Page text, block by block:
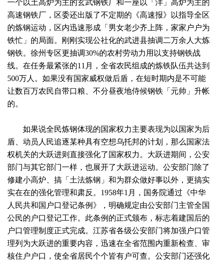
一个以土高炉为主的玄武钢铁厂和一座以「洋」高炉为主的
高速钢铁厂，区委还出版了不定期的《高速报》以指导全区
的炼钢运动，区内迅速形成「男女老少齐上阵，家家户户为
铁忙」的局面。刚刚实现公社化的武进县抽调二万余人大炼
钢铁。徐州专区更抽调30%的农村劳动力用以支持钢铁战
线。在任务最紧张的11月，全省农民组成的炼铁队伍共达到
500万人。如果没有国家威权做后盾，在短时期内是不可能
让数百万农民自带口粮、不分昼夜地侍候钢铁「元帅」升帐
的。
如果说全民炼钢体现的国家权力主要表现为以国家为后
盾、动员人民追逐某种具有空想乌托邦的计划，那么国家法
权机关的大跃进则直接强化了国家权力。大跃进期间，公安
部门与其它部门一样，也展开了大跃进运动。公安部门除了
修建小高炉、搞「土法炼钢」和为群众做好事以外，更搞实
实在在的强化管理和肃反。1958年1月，国务院通过《中华
人民共和国户口登记条例》，明确规定由公安部门主管全国
公民的户口登记工作。此条例的正式颁布，标志着建国后的
户口管理制度正式完成。江苏省各级公安部门将加强户口管
理列为大跃进的重要内容，迅速在全省范围内重新检查、审
核住户户口，使全省居民个个皆有户可查。公安部门还强化